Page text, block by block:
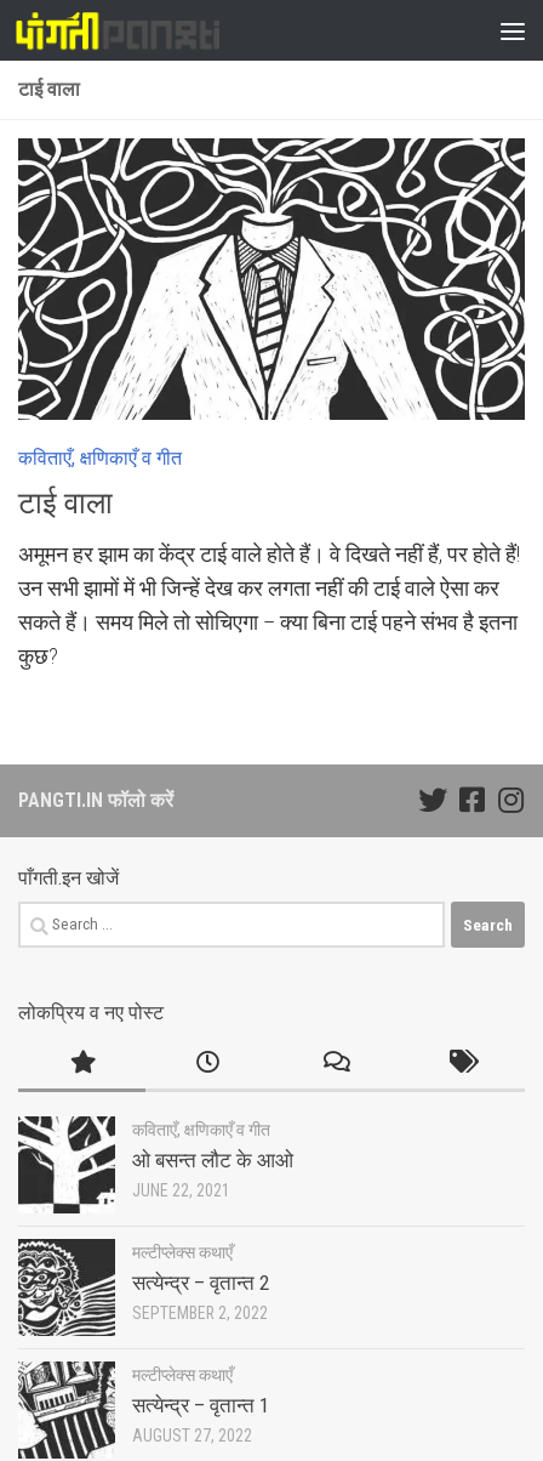
Skip to content
टाई वाला
कविताएँ, क्षणिकाएँ व गीत
टाई वाला
अमूमन हर झाम का केंद्र टाई वाले होते हैं। वे दिखते नहीं हैं, पर होते हैं!
उन सभी झामों में भी जिन्हें देख कर लगता नहीं की टाई वाले ऐसा कर
सकते हैं। समय मिले तो सोचिएगा – क्या बिना टाई पहने संभव है इतना
कुछ?
PANGTI.IN फॉलो करें
पाँगती.इन खोजें
Search
for:
लोकप्रिय व नए पोस्ट
कविताएँ, क्षणिकाएँ व गीत
ओ बसन्त लौट के आओ
JUNE 22, 2021
मल्टीप्लेक्स कथाएँ
सत्येन्द्र – वृतान्त 2
SEPTEMBER 2, 2022
मल्टीप्लेक्स कथाएँ
सत्येन्द्र – वृतान्त 1
AUGUST 27, 2022